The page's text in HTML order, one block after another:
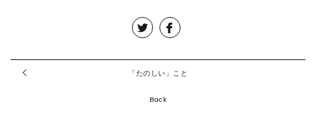
「たのしい」こと
Back